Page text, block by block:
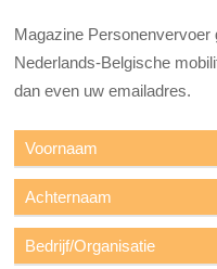
Magazine
Nederlands-Belgische
dan even uw emailadres.